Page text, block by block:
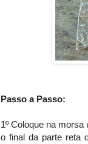
Passo a Passo:
1º Coloque na
o final da parte reta